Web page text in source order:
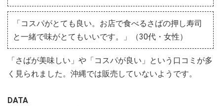
「コスパがとても良い。お店で食べるさばの押し寿司
と一緒で味がとてもいいです。」（30代・女性）
「さばが美味しい」や「コスパが良い」という口コミが多
く見られました。沖縄では販売していないようです。
DATA